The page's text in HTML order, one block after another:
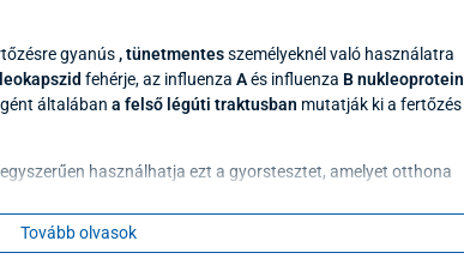
gyanús , tünetmentesszemélyeknél való használatra
fehérje, az influenza Aés influenza B nukleoprotein
általában a felső légúti traktusban mutatják ki a fertőzés
használhatja ezt a gyorstesztet, amelyet otthona
Tovább olvasok